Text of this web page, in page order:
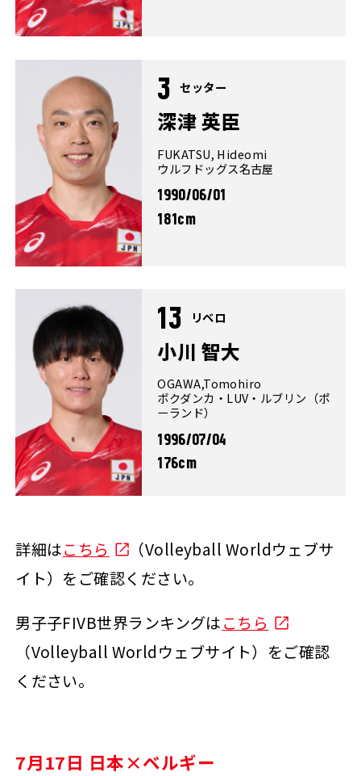
3 セッター
深津 英臣
FUKATSU, Hideomi
ウルフドッグス名古屋
1990/06/01
181cm
13 リベロ
小川 智大
OGAWA,Tomohiro
ボクダンカ・LUV・ルブリン（ポ
ーランド）
1996/07/04
176cm
詳細はこちら
（Volleyball Worldウェブサ
イト）をご確認ください。
男子子FIVB世界ランキングはこちら
（Volleyball Worldウェブサイト）をご確認
ください。
7月17日 日本×ベルギー